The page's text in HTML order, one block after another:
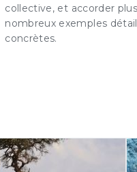
collective, et accorder
nombreux exemples
concrètes.